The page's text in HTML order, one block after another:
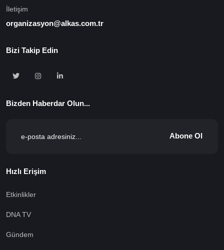
İletişim
organizasyon@alkas.com.tr
Bizi Takip Edin
Bizden Haberdar Olun...
Abone Ol
Hızlı Erişim
Etkinlikler
DNA TV
Gündem